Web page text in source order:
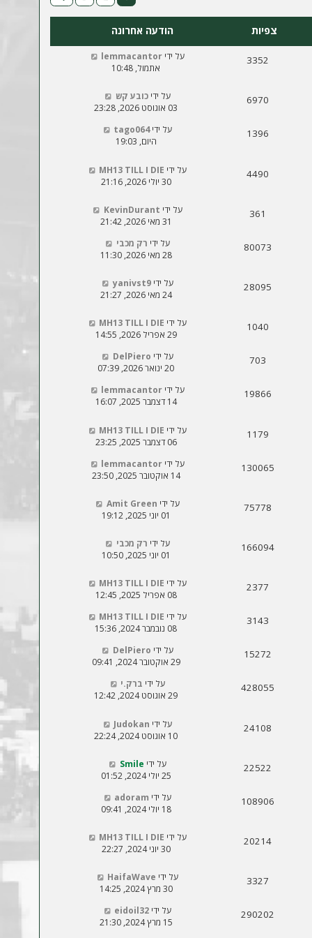
צפיות הודעה אחרונה
3352 על ידי lemmacantor
אתמול, 10:48
6970 על ידיכובע קש
03 אוגוסט 2026, 23:28
1396 על ידיtago064
היום, 19:03
4490 על ידי MH13 TILL I DIE
30 יולי 2026, 21:16
361 על ידי KevinDurant
31 מאי 2026, 21:42
80073 על ידי רק מכבי
28 מאי 2026, 11:30
28095 על ידיyanivst9
24 מאי 2026, 21:27
1040 על ידי MH13 TILL I DIE
29 אפריל 2026, 14:55
703 על ידי DelPiero
20 ינואר 2026, 07:39
19866 על ידי lemmacantor
14 דצמבר 2025, 16:07
1179 על ידי MH13 TILL I DIE
06 דצמבר 2025, 23:25
130065 על ידי lemmacantor
14 אוקטובר 2025, 23:50
75778 על ידי Amit Green
01 יוני 2025, 19:12
166094 על ידי רק מכבי
01 יוני 2025, 10:50
2377 על ידי MH13 TILL I DIE
08 אפריל 2025, 12:45
3143 על ידי MH13 TILL I DIE
08 נובמבר 2024, 15:36
15272 על ידי DelPiero
29 אוקטובר 2024, 09:41
428055 על ידי ברק.י
29 אוגוסט 2024, 12:42
24108 על ידי Judokan
10 אוגוסט 2024, 22:24
22522 על ידי Smile
25 יולי 2024, 01:52
108906 על ידי adoram
18 יולי 2024, 09:41
20214 על ידי MH13 TILL I DIE
30 יוני 2024, 22:27
3327 על ידי HaifaWave
30 מרץ 2024, 14:25
290202 על ידי eidoil32
15 מרץ 2024, 21:30